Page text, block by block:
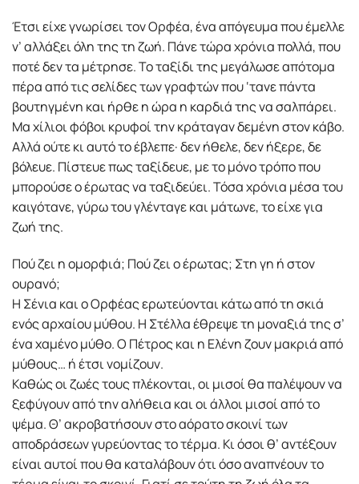
Έτσι είχε γνωρίσει τον Ορφέα, ένα απόγευμα που έμελλε
ν’ αλλάξει όλη της τη ζωή. Πάνε τώρα χρόνια πολλά, που
ποτέ δεν τα μέτρησε. Το ταξίδι της μεγάλωσε απότομα
πέρα από τις σελίδες των γραφτών που ‘τανε πάντα
βουτηγμένη και ήρθε η ώρα η καρδιά της να σαλπάρει.
Μα χίλιοι φόβοι κρυφοί την κράταγαν δεμένη στον κάβο.
Αλλά ούτε κι αυτό το έβλεπε· δεν ήθελε, δεν ήξερε, δε
βόλευε. Πίστευε πως ταξίδευε, με το μόνο τρόπο που
μπορούσε ο έρωτας να ταξιδεύει. Τόσα χρόνια μέσα του
καιγότανε, γύρω του γλένταγε και μάτωνε, το είχε για
ζωή της.
Πού ζει η ομορφιά; Πού ζει ο έρωτας; Στη γη ή στον
ουρανό;
Η Σένια και ο Ορφέας ερωτεύονται κάτω από τη σκιά
ενός αρχαίου μύθου. Η Στέλλα έθρεψε τη μοναξιά της σ’
ένα χαμένο μύθο. Ο Πέτρος και η Ελένη ζουν μακριά από
μύθους… ή έτσι νομίζουν.
Καθώς οι ζωές τους πλέκονται, οι μισοί θα παλέψουν να
ξεφύγουν από την αλήθεια και οι άλλοι μισοί από το
ψέμα. Θ’ ακροβατήσουν στο αόρατο σκοινί των
αποδράσεων γυρεύοντας το τέρμα. Κι όσοι θ’ αντέξουν
είναι αυτοί που θα καταλάβουν ότι όσο αναπνέουν το